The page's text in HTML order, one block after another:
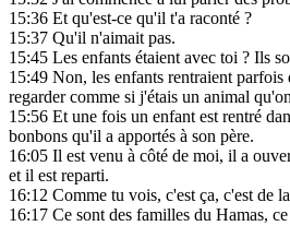
15:36 Et qu'est-ce qu'il t'a raconté ?
15:37 Qu'il n'aimait pas.
15:45 Les enfants étaient avec toi ? Ils
15:49 Non, les enfants rentraient parfois
regarder comme si j'étais un animal
15:56 Et une fois un enfant est rentré
bonbons qu'il a apportés à son père.
16:05 Il est venu à côté de moi, il a
et il est reparti.
16:12 Comme tu vois, c'est ça, c'est de
16:17 Ce sont des familles du Hamas,